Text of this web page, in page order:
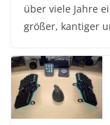
über viele Jahre
größer, kantiger